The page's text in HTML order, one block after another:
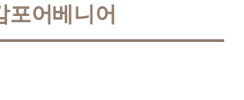
포어베니어